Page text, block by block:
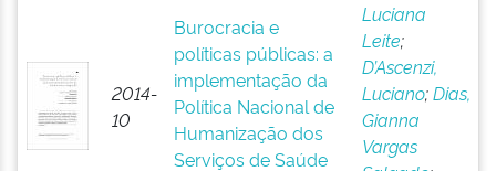
2014-
10
Burocracia e
políticas públicas: a
implementação da
Política Nacional de
Humanização dos
Serviços de Saúde
Luciana
Leite;
D’Ascenzi,
Luciano;Dias,
Gianna
Vargas